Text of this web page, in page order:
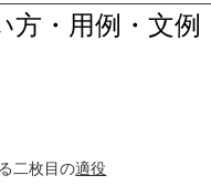
方・用例・文例
二枚目の適役